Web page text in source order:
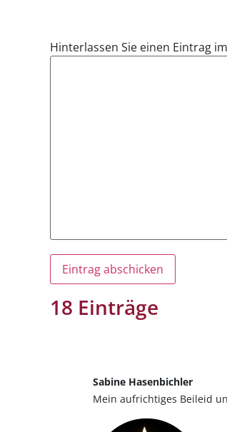
Hinterlassen Sie einen Eintrag
18 Einträge
Sabine Hasenbichler
Mein aufrichtiges Beileid